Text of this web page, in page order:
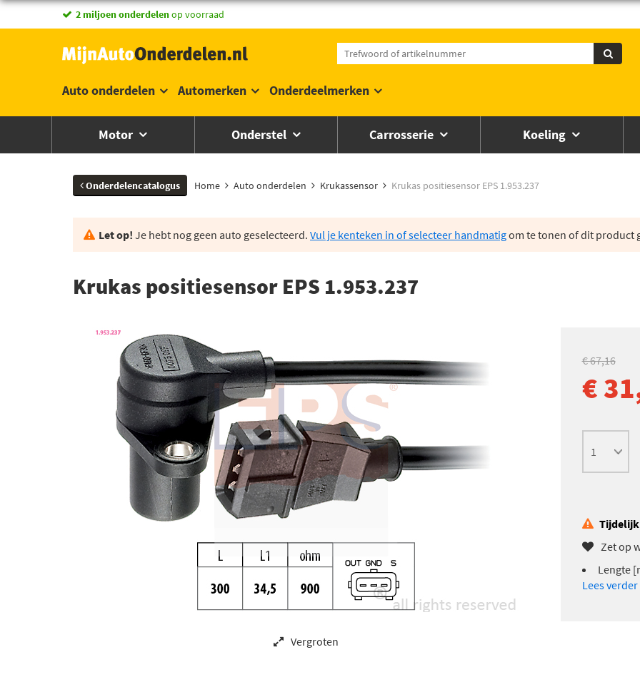
2 miljoen onderdelenop voorraad
Auto onderdelen Automerken Onderdeelmerken
Motor Onderstel Carrosserie Koeling
Onderdelencatalogus Home Auto onderdelen Krukassensor Krukas positiesensor EPS 1.953.237
Let op! Je hebt nog geen auto geselecteerd. Vul je kenteken in of selecteer handmatigom te tonen of dit product
Krukas positiesensor EPS 1.953.237
Vergroten
€ 67,16
€
Zet op
Lengte
Lees verder